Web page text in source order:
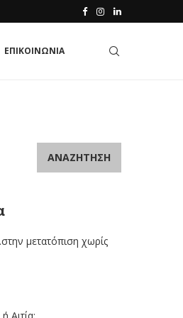
ΕΠΙΚΟΙΝΩΝΙΑ
ΑΝΑΖΉΤΗΣΗ
μετατόπιση χωρίς